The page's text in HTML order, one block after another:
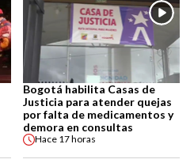
Bogotá habilita Casas de
Justicia para atender quejas
por falta de medicamentos y
demora en consultas
Hace 17 horas